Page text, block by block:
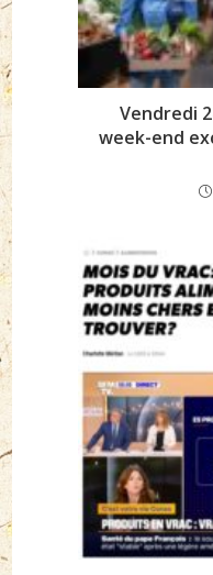
Vendredi
week-end